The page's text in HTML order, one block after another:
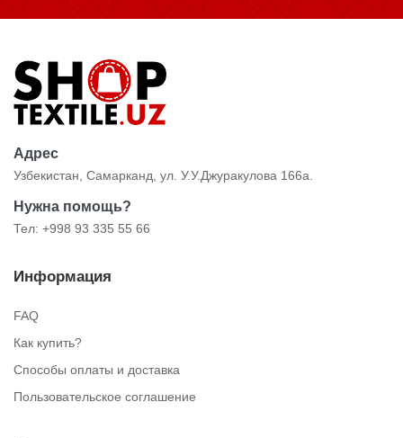
Адрес
Узбекистан, Самарканд, ул. У.У.Джуракулова 166а.
Нужна помощь?
Тел: +998 93 335 55 66
Информация
FAQ
Как купить?
Способы оплаты и доставка
Пользовательское соглашение